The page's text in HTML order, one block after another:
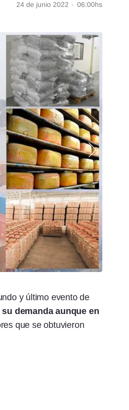
24 de junio 2022 · 06:00hs
y último evento de
demanda aunque en
que se obtuvieron